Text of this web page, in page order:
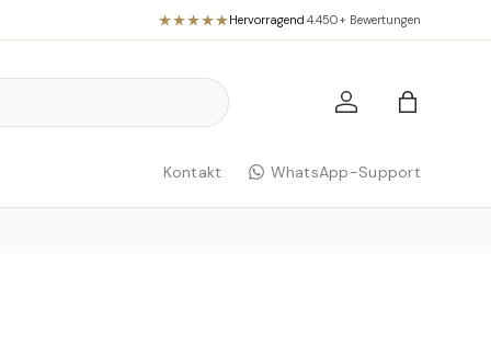
Hervorragend·4.450+ Bewertungen
Einloggen
Kontakt WhatsApp-Support